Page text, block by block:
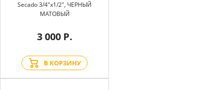
Secado 3/4"x1/2", ЧЕРНЫЙ
МАТОВЫЙ
3 000 Р.
В КОРЗИНУ